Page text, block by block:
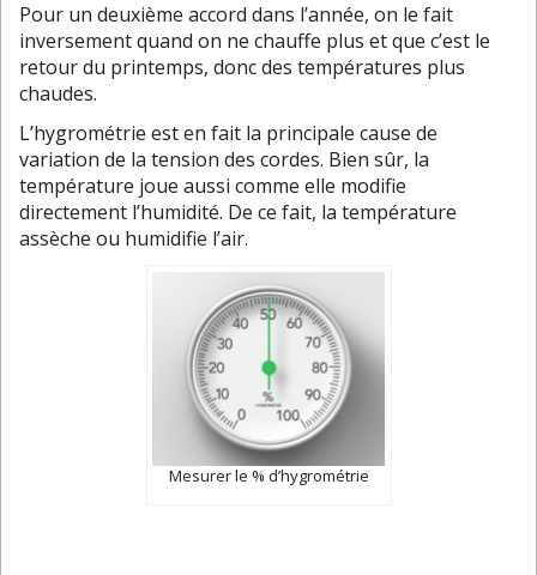
Pour un deuxième accord dans l’année, on le fait
inversement quand on ne chauffe plus et que c’est le
retour du printemps, donc des températures plus
chaudes.
L’hygrométrie est en fait la principale cause de
variation de la tension des cordes. Bien sûr, la
température joue aussi comme elle modifie
directement l’humidité. De ce fait, la température
assèche ou humidifie l’air.
Mesurer le % d’hygrométrie